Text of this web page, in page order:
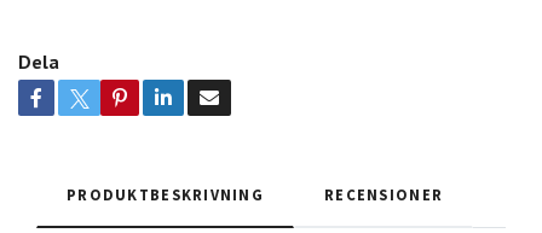
Dela
PRODUKTBESKRIVNING RECENSIONER